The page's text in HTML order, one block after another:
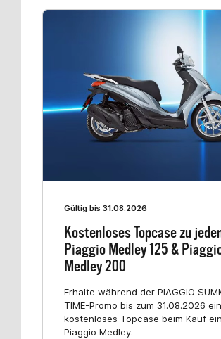
Gültig bis 31.08.2026
Kostenloses Topcase zu
Piaggio Medley 125 &
Medley 200
Erhalte während der PIAGGIO
TIME-Promo bis zum 31.08.2026 ein
kostenloses Topcase beim Kauf
Piaggio Medley.